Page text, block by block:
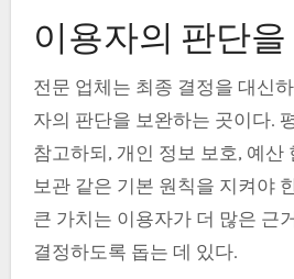
이용자의 판단
전문 업체는 최종 결정을 대신
자의 판단을 보완하는 곳이다.
참고하되, 개인 정보 보호, 예산
보관 같은 기본 원칙을 지켜야
큰 가치는 이용자가 더 많은 근
결정하도록 돕는 데 있다.